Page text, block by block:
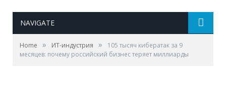
NAVIGATE
Home » ИТ-индустрия »
105 тысяч кибератак за 9
месяцев: почему российский бизнес теряет миллиарды